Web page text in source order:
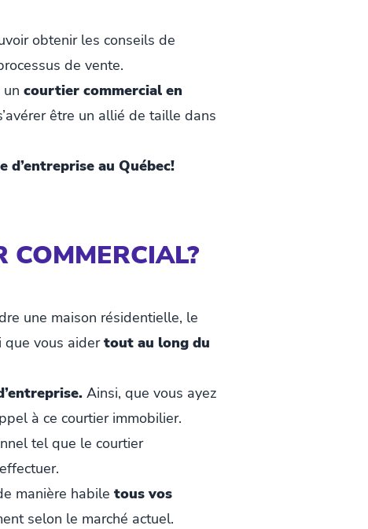
obtenir les conseils de
de vente.
courtier commercial en
être un allié de taille dans
au Québec!
COMMERCIAL?
une maison résidentielle, le
que vous aidertout au long du
Ainsi, que vous ayez
à ce courtier immobilier.
tel que le courtier
manière habile tous vos
selon le marché actuel.